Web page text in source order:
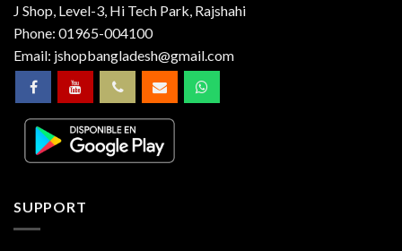
J Shop, Level-3, Hi Tech Park, Rajshahi
Phone: 01965-004100
Email: jshopbangladesh@gmail.com
SUPPORT